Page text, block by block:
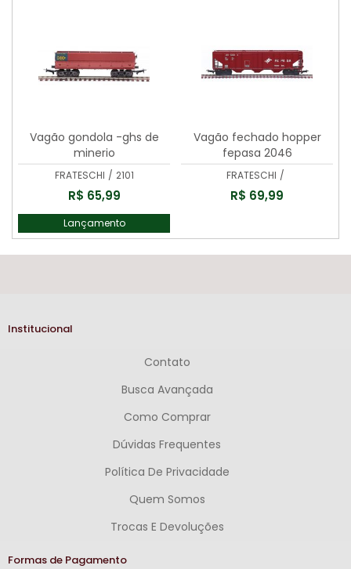
Vagão gondola -ghs de
minerio
FRATESCHI / 2101
R$ 65,99
Lançamento
Vagão fechado hopper
fepasa 2046
FRATESCHI /
R$ 69,99
Institucional
Contato
Busca Avançada
Como Comprar
Dúvidas Frequentes
Política De Privacidade
Quem Somos
Trocas E Devoluções
Formas de Pagamento